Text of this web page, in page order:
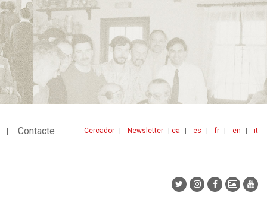
ca es fr en it
Cercador Newsletter
Contacte